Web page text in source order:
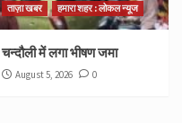
ताज़ा खबर हमारा शहर : लोकल न्यूज
चन्दौली में लगा भीषण जमा
August 5, 2026 0